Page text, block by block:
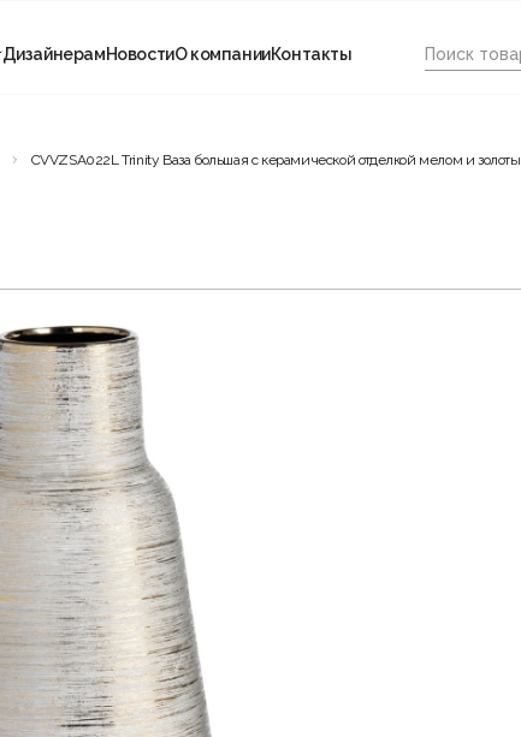
ДизайнерамНовостиО компанииКонтакты
CVVZSA022L Trinity Ваза большая с керамической отделкой мелом и